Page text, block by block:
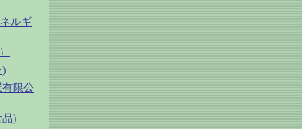
ルギ
)
有限公
品)